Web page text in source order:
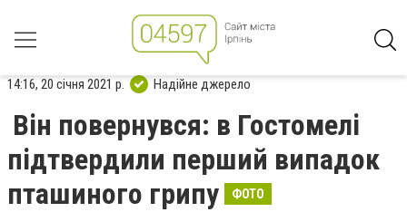
14:16, 20 січня 2021 р. Надійне джерело
Він повернувся: в Гостомелі
підтвердили перший випадок
пташиного грипу
ФОТО